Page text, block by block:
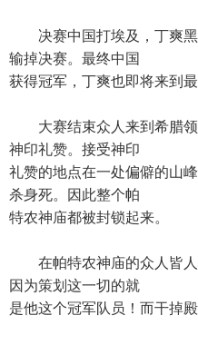
决赛中国打埃及，丁爽黑
输掉决赛。最终中国
获得冠军，丁爽也即将来到最
大赛结束众人来到希腊领
神印礼赞。接受神印
礼赞的地点在一处偏僻的山
杀身死。因此整个帕
特农神庙都被封锁起来。
在帕特农神庙的众人皆人
因为策划这一切的就
是他这个冠军队员！而干掉